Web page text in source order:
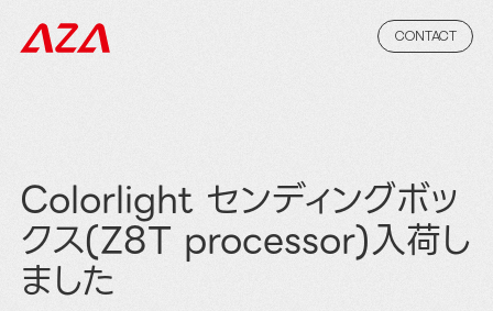
CONTACT
Colorlight センディングボッ
クス(Z8T processor)入荷し
ました